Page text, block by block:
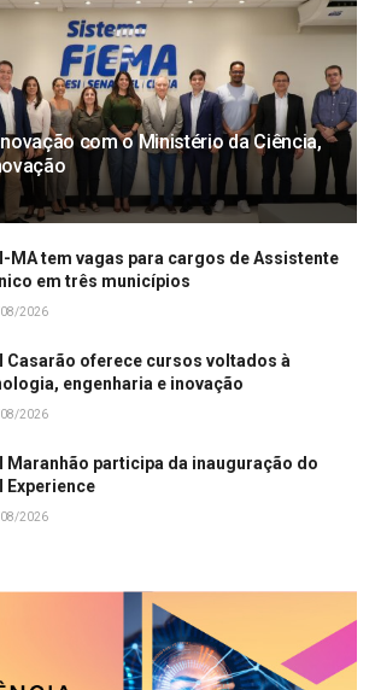
com o Ministério da Ciência,
MA tem vagas para cargos de Assistente
em três municípios
2026
Casarão oferece cursos voltados à
engenharia e inovação
2026
Maranhão participa da inauguração do
Experience
2026